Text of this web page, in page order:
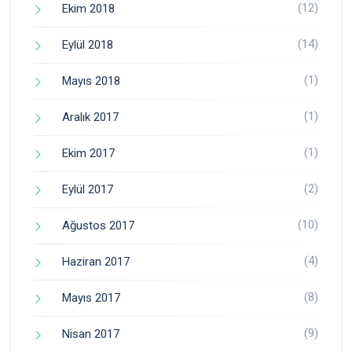
Ekim 2018 (12)
Eylül 2018 (14)
Mayıs 2018 (1)
Aralık 2017 (1)
Ekim 2017 (1)
Eylül 2017 (2)
Ağustos 2017 (10)
Haziran 2017 (4)
Mayıs 2017 (8)
Nisan 2017 (9)